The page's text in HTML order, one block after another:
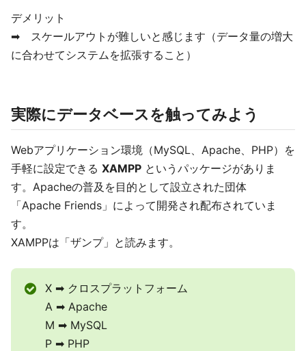
デメリット
➡ スケールアウトが難しいと感じます（データ量の増大
に合わせてシステムを拡張すること）
実際にデータベースを触ってみよう
Webアプリケーション環境（MySQL、Apache、PHP）を
手軽に設定できる XAMPP というパッケージがありま
す。Apacheの普及を目的として設立された団体
「Apache Friends」によって開発され配布されていま
す。
XAMPPは「ザンプ」と読みます。
X ➡ クロスプラットフォーム
A ➡ Apache
M ➡ MySQL
P ➡ PHP